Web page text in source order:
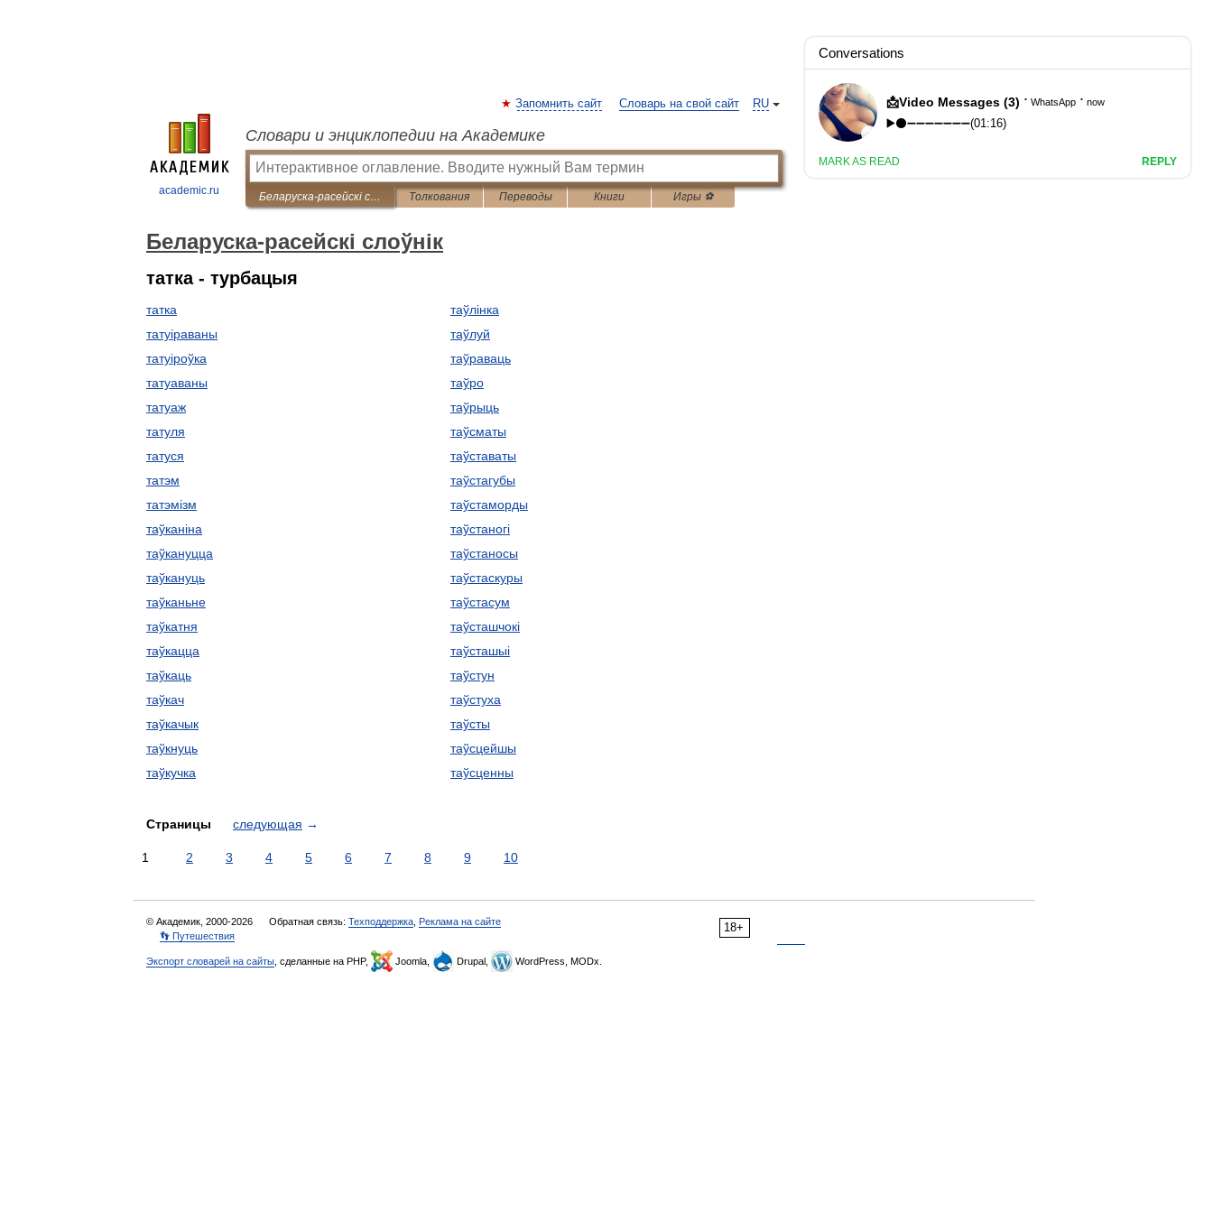
academic.ru
RU
Запомнить сайт Словарь на свой сайт
Словари и энциклопедии на Академике
Беларуска-расейскі слоўнік Толкования Переводы Книги Игры ⚽
Беларуска-расейскі слоўнік
татка - турбацыя
татка
татуіраваны
татуіроўка
татуаваны
татуаж
татуля
татуся
татэм
татэмізм
таўканіна
таўкануцца
таўкануць
таўканьне
таўкатня
таўкацца
таўкаць
таўкач
таўкачык
таўкнуць
таўкучка
таўлінка
таўлуй
таўраваць
таўро
таўрыць
таўсматы
таўставаты
таўстагубы
таўстаморды
таўстаногі
таўстаносы
таўстаскуры
таўстасум
таўсташчокі
таўсташыі
таўстун
таўстуха
таўсты
таўсцейшы
таўсценны
Страницы следующая →
1 2 3 4 5 6 7 8 9 10
18+
© Академик, 2000-2026 Обратная связь: Техподдержка Реклама на сайте
👣 Путешествия
Экспорт словарей на сайты , сделанные на PHP, Joomla, Drupal, WordPress, MODx.